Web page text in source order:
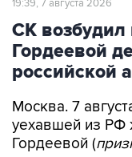
19:39, 7 августа 2026
СК возбудил
Гордеевой
российской
Москва. 7
уехавшей из РФ
Гордеевой (